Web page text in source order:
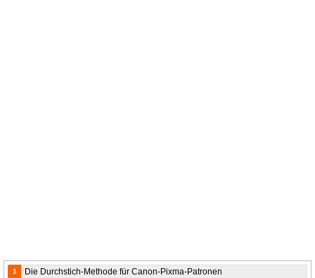
1 Die Durchstich-Methode für Canon-Pixma-Patronen